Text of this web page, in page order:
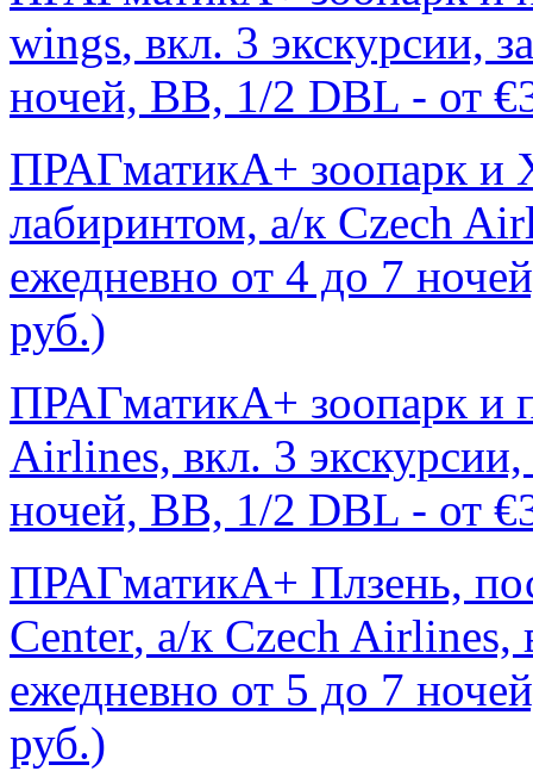
wings, вкл. 3 экскурсии,
ночей, ВВ, 1/2 DBL - от
ПРАГматикА+ зоопарк и
лабиринтом, а/к Czech
ежедневно от 4 до 7
руб.)
ПРАГматикА+ зоопарк и
Airlines, вкл. 3
ночей, ВВ, 1/2 DBL - от
ПРАГматикА+ Плзень,
Center, а/к Czech Airlines,
ежедневно от 5 до 7
руб.)